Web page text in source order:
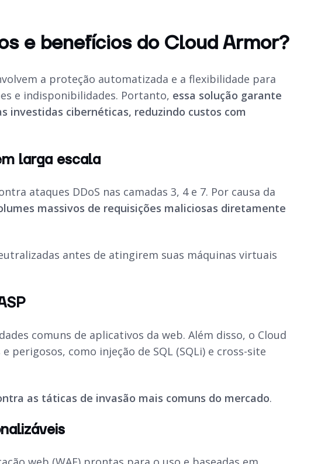
e benefícios do Cloud Armor?
a proteção automatizada e a flexibilidade para
e indisponibilidades. Portanto, essa solução garante
investidas cibernéticas, reduzindo custos com
larga escala
ataques DDoS nas camadas 3, 4 e 7. Por causa da
massivos de requisições maliciosas diretamente
antes de atingirem suas máquinas virtuais
comuns de aplicativos da web. Além disso, o Cloud
como injeção de SQL (SQLi) e cross-site
as táticas de invasão mais comuns do mercado.